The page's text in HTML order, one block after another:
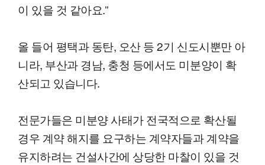
이 있을 것 같아요.”
올 들어 평택과 동탄, 오산 등 2기 신도시뿐만 아
니라, 부산과 경남, 충청 등에서도 미분양이 확
산되고 있습니다.
전문가들은 미분양 사태가 전국적으로 확산될
경우 계약 해지를 요구하는 계약자들과 계약을
유지하려는 건설사간에 상당한 마찰이 있을 것